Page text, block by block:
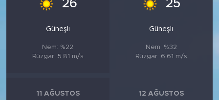
26
Güneşli
Nem: %22
Rüzgar: 5.81 m/s
25
Güneşli
Nem: %32
Rüzgar: 6.61 m/s
11 AĞUSTOS 12 AĞUSTOS